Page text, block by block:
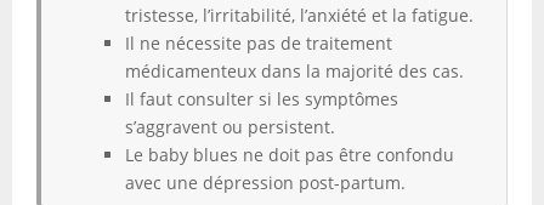
tristesse, l’irritabilité, l’anxiété et la fatigue.
Il ne nécessite pas de traitement
médicamenteux dans la majorité des cas.
Il faut consulter si les symptômes
s’aggravent ou persistent.
Le baby blues ne doit pas être confondu
avec une dépression post-partum.